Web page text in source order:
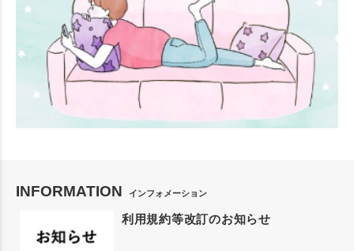
INFORMATION インフォメーション
利用規約等改訂のお知らせ